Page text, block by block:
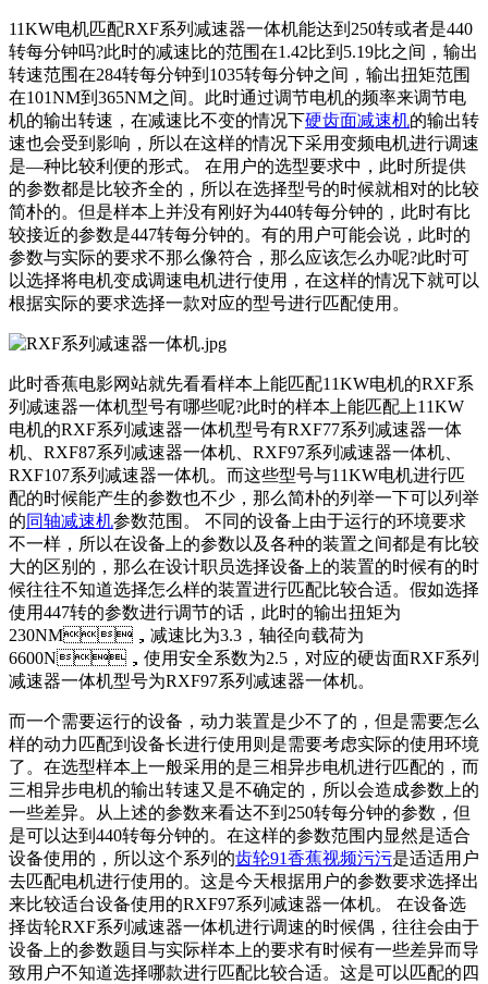
11KW电机匹配RXF系列减速器一体机能达到250转或者是440
转每分钟吗?此时的减速比的范围在1.42比到5.19比之间，输出
转速范围在284转每分钟到1035转每分钟之间，输出扭矩范围
在101NM到365NM之间。此时通过调节电机的频率来调节电
机的输出转速，在减速比不变的情况下硬齿面减速机的输出转
速也会受到影响，所以在这样的情况下采用变频电机进行调速
是—种比较利便的形式。 在用户的选型要求中，此时所提供
的参数都是比较齐全的，所以在选择型号的时候就相对的比较
简朴的。但是样本上并没有刚好为440转每分钟的，此时有比
较接近的参数是447转每分钟的。有的用户可能会说，此时的
参数与实际的要求不那么像符合，那么应该怎么办呢?此时可
以选择将电机变成调速电机进行使用，在这样的情况下就可以
根据实际的要求选择一款对应的型号进行匹配使用。
此时香蕉电影网站就先看看样本上能匹配11KW电机的RXF系
列减速器一体机型号有哪些呢?此时的样本上能匹配上11KW
电机的RXF系列减速器一体机型号有RXF77系列减速器一体
机、RXF87系列减速器一体机、RXF97系列减速器一体机、
RXF107系列减速器一体机。而这些型号与11KW电机进行匹
配的时候能产生的参数也不少，那么简朴的列举一下可以列举
的 同轴减速机参数范围。 不同的设备上由于运行的环境要求
不一样，所以在设备上的参数以及各种的装置之间都是有比较
大的区别的，那么在设计职员选择设备上的装置的时候有的时
候往往不知道选择怎么样的装置进行匹配比较合适。假如选择
使用447转的参数进行调节的话，此时的输出扭矩为
230NM，减速比为3.3，轴径向载荷为
6600N，使用安全系数为2.5，对应的硬齿面RXF系列
减速器一体机型号为RXF97系列减速器一体机。
而一个需要运行的设备，动力装置是少不了的，但是需要怎么
样的动力匹配到设备长进行使用则是需要考虑实际的使用环境
了。在选型样本上一般采用的是三相异步电机进行匹配的，而
三相异步电机的输出转速又是不确定的，所以会造成参数上的
一些差异。从上述的参数来看达不到250转每分钟的参数，但
是可以达到440转每分钟的。在这样的参数范围内显然是适合
设备使用的，所以这个系列的齿轮91香蕉视频污污是适适用户
去匹配电机进行使用的。这是今天根据用户的参数要求选择出
来比较适台设备使用的RXF97系列减速器一体机。 在设备选
择齿轮RXF系列减速器一体机进行调速的时候偶，往往会由于
设备上的参数题目与实际样本上的要求有时候有一些差异而导
致用户不知道选择哪款进行匹配比较合适。这是可以匹配的四